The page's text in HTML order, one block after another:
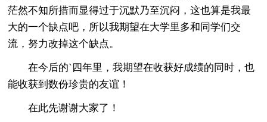
茫然不知所措而显得过于沉默乃至沉闷，这也算是我最
大的一个缺点吧，所以我期望在大学里多和同学们交
流，努力改掉这个缺点。
在今后的`四年里，我期望在收获好成绩的同时，也
能收获到数份珍贵的友谊！
在此先谢谢大家了！